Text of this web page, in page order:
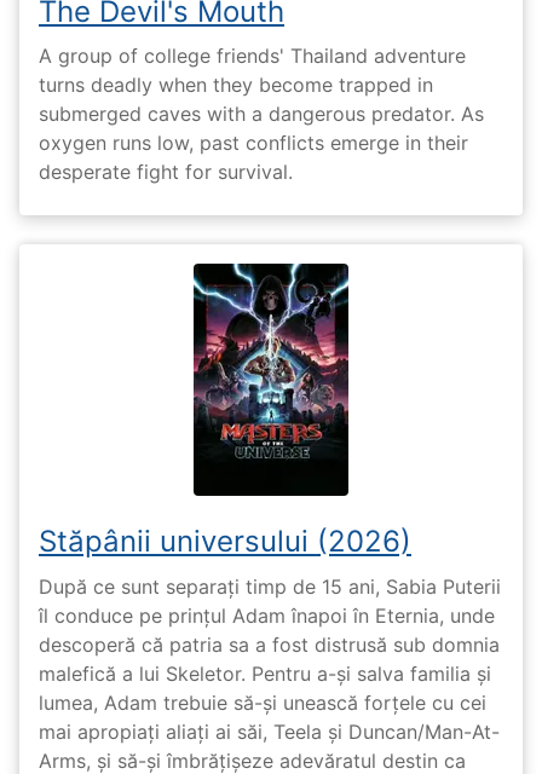
The Devil's Mouth
A group of college friends' Thailand adventure
turns deadly when they become trapped in
submerged caves with a dangerous predator. As
oxygen runs low, past conflicts emerge in their
desperate fight for survival.
Stăpânii universului (2026)
După ce sunt separați timp de 15 ani, Sabia Puterii
îl conduce pe prințul Adam înapoi în Eternia, unde
descoperă că patria sa a fost distrusă sub domnia
malefică a lui Skeletor. Pentru a-și salva familia și
lumea, Adam trebuie să-și unească forțele cu cei
mai apropiați aliați ai săi, Teela și Duncan/Man-At-
Arms, și să-și îmbrățișeze adevăratul destin ca